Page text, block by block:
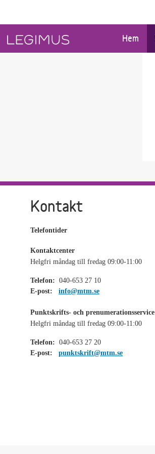
Hem
Kontakt
Telefontider
Kontaktcenter
Helgfri måndag till fredag 09:00-11:00
Telefon: 040-653 27 10
E-post:
info@mtm.se
Punktskrifts- och prenumerationsservice
Helgfri måndag till fredag 09:00-11:00
Telefon: 040-653 27 20
E-post:
punktskrift@mtm.se